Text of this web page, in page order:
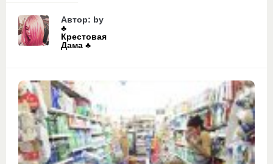
Автор: by
♣️
Крестовая
Дама ♣️